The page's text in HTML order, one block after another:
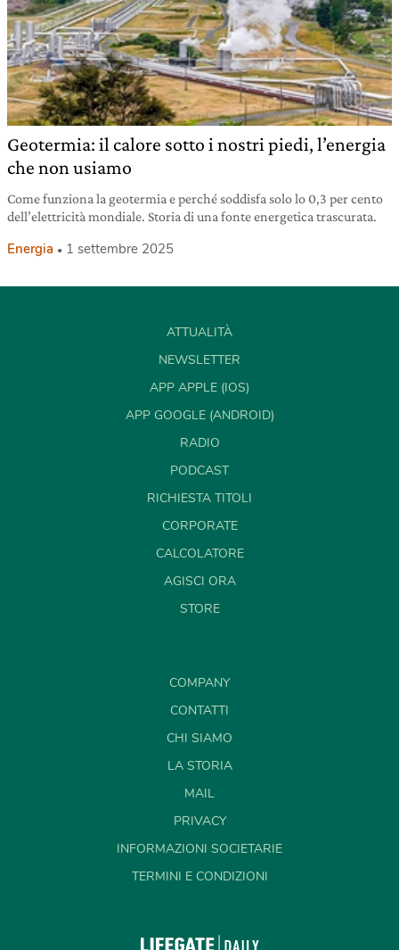
Geotermia: il calore sotto i nostri piedi, l’energia
che non usiamo
Come funziona la geotermia e perché soddisfa solo lo 0,3 per cento
dell’elettricità mondiale. Storia di una fonte energetica trascurata.
Energia 1 settembre 2025
ATTUALITÀ
NEWSLETTER
APP APPLE (IOS)
APP GOOGLE (ANDROID)
RADIO
PODCAST
RICHIESTA TITOLI
CORPORATE
CALCOLATORE
AGISCI ORA
STORE
COMPANY
CONTATTI
CHI SIAMO
LA STORIA
MAIL
PRIVACY
INFORMAZIONI SOCIETARIE
TERMINI E CONDIZIONI